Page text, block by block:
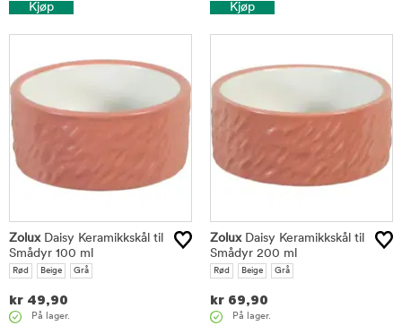
Kjøp Kjøp
ZoluxDaisy Keramikkskål til
Smådyr 100 ml
Rød Beige Grå
kr 49,90
På lager.
ZoluxDaisy Keramikkskål til
Smådyr 200 ml
Rød Beige Grå
kr 69,90
På lager.